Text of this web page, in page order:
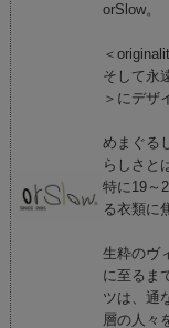
orSlow。
＜
そして永
＞にデザ
めまぐる
らしさと
特に19～
る衣類に
生粋のヴ
に至るま
ツは、通
層の人々